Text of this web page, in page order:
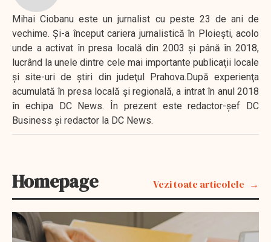
Mihai Ciobanu este un jurnalist cu peste 23 de ani de
vechime. Şi-a început cariera jurnalistică în Ploieşti, acolo
unde a activat în presa locală din 2003 şi până în 2018,
lucrând la unele dintre cele mai importante publicaţii locale
şi site-uri de ştiri din judeţul Prahova.După experienţa
acumulată în presa locală şi regională, a intrat în anul 2018
în echipa DC News. În prezent este redactor-şef DC
Business şi redactor la DC News.
Homepage Vezi toate articolele